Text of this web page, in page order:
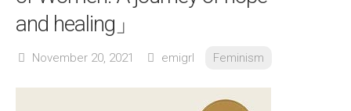
and healing」
November 20, 2021 emigrl Feminism